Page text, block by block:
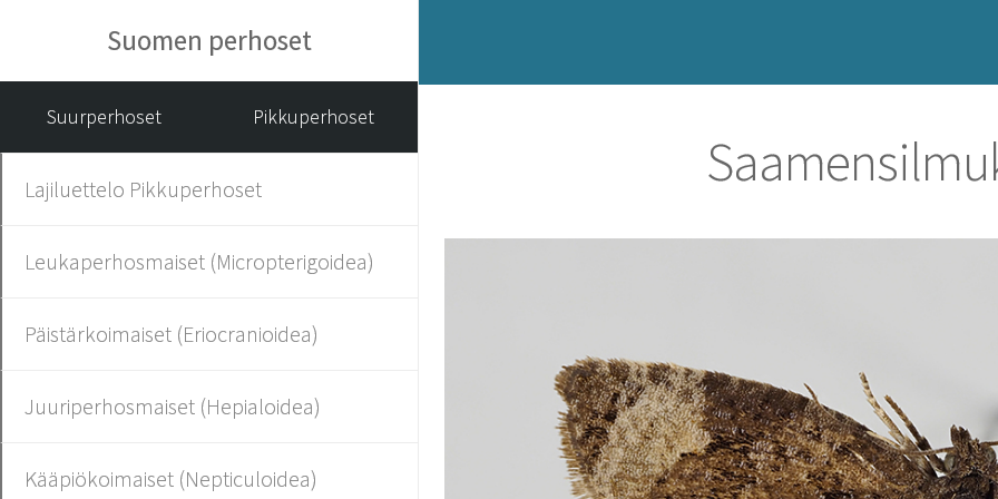
Suomen perhoset
Suurperhoset Pikkuperhoset
Lajiluettelo Pikkuperhoset
Leukaperhosmaiset (Micropterigoidea)
Päistärkoimaiset (Eriocranioidea)
Juuriperhosmaiset (Hepialoidea)
Kääpiökoimaiset (Nepticuloidea)